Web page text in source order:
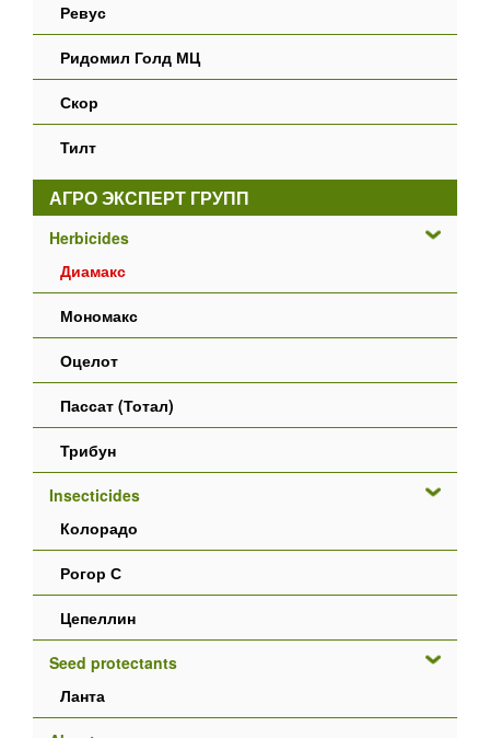
Ревус
Ридомил Голд МЦ
Скор
Тилт
АГРО ЭКСПЕРТ ГРУПП
Herbicides
Диамакс
Мономакс
Оцелот
Пассат (Тотал)
Трибун
Insecticides
Колорадо
Рогор С
Цепеллин
Seed protectants
Ланта